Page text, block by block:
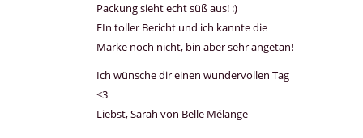
Packung sieht echt süß aus! :)
EIn toller Bericht und ich kannte die
Marke noch nicht, bin aber sehr angetan!
Ich wünsche dir einen wundervollen Tag
<3
Liebst, Sarah von Belle Mélange